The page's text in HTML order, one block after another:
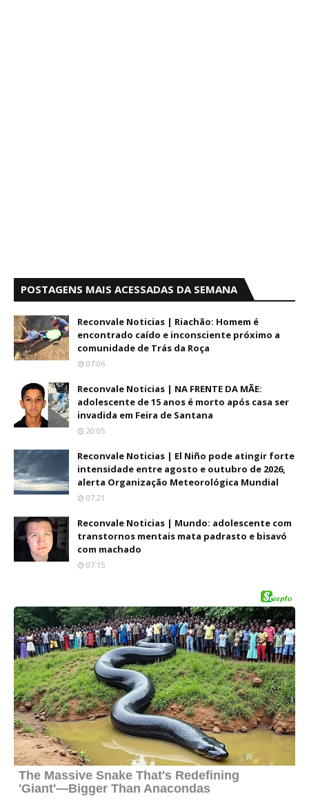
POSTAGENS MAIS ACESSADAS DA SEMANA
Reconvale Noticias | Riachão: Homem é
encontrado caído e inconsciente próximo a
comunidade de Trás da Roça
07:06
Reconvale Noticias | NA FRENTE DA MÃE:
adolescente de 15 anos é morto após casa ser
invadida em Feira de Santana
20:05
Reconvale Noticias | El Niño pode atingir forte
intensidade entre agosto e outubro de 2026,
alerta Organização Meteorológica Mundial
07:21
Reconvale Noticias | Mundo: adolescente com
transtornos mentais mata padrasto e bisavó
com machado
07:15